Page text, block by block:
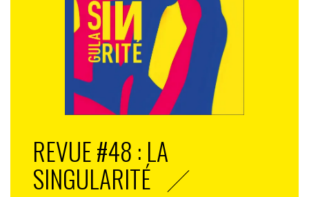
REVUE #48 : LA
SINGULARITÉ